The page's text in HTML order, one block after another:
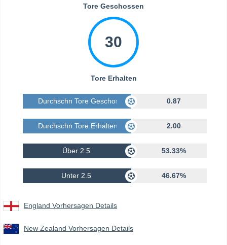
Tore Geschossen
30
Tore Erhalten
Durchschn Tore Geschossen 0.87
Durchschn Tore Erhalten 2.00
Über 2.5 53.33%
Unter 2.5 46.67%
England Vorhersagen Details
New Zealand Vorhersagen Details